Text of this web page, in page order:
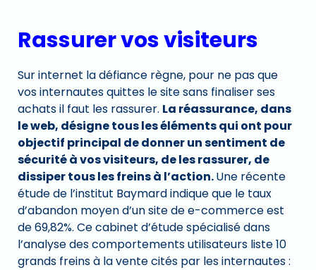
Rassurer vos visiteurs
Sur internet la défiance règne, pour ne pas que
vos internautes quittes le site sans finaliser ses
achats il faut les rassurer. La réassurance, dans
le web, désigne tous les éléments qui ont pour
objectif principal de donner un sentiment de
sécurité à vos visiteurs, de les rassurer, de
dissiper tous les freins à l’action.Une récente
étude de l’institut Baymard indique que le taux
d’abandon moyen d’un site de e-commerce est
de 69,82%. Ce cabinet d’étude spécialisé dans
l’analyse des comportements utilisateurs liste 10
grands freins à la vente cités par les internautes :